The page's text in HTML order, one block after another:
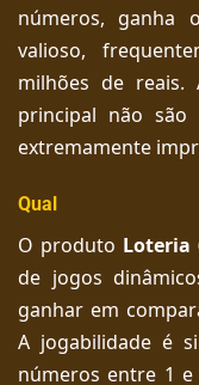
números, ganha
valioso,
milhões de reais.
principal não
extremamente
Qual
O produto Loteria
de jogos
ganhar em
A jogabilidade é
números entre 1